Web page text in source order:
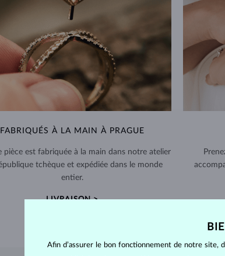
FABRIQUÉS À LA MAIN À PRAGUE
pièce est fabriquée à la main dans notre atelier
tchèque et expédiée dans le monde
entier.
LIVRAISON >
Afin d’assurer le bon fonctionnement de notre site,